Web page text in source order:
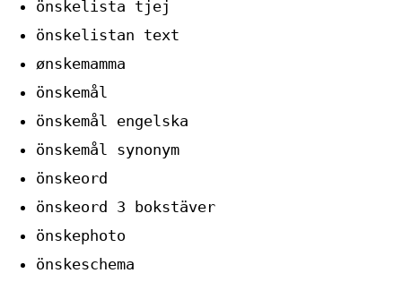
önskelista tjej
önskelistan text
ønskemamma
önskemål
önskemål engelska
önskemål synonym
önskeord
önskeord 3 bokstäver
önskephoto
önskeschema